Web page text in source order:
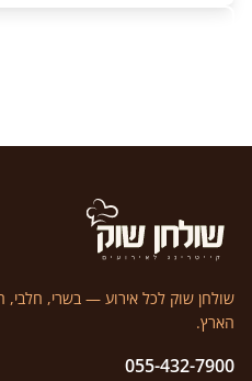
שולחן שוק לכל אירוע — בשרי,
הארץ.
055-432-7900